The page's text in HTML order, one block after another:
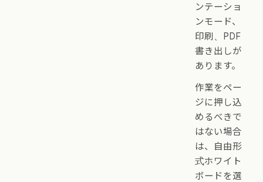
ンテーショ
ンモード、
印刷、PDF
書き出しが
あります。
作業をペー
ジに押し込
めるべきで
はない場合
は、自由形
式ホワイト
ボードを選